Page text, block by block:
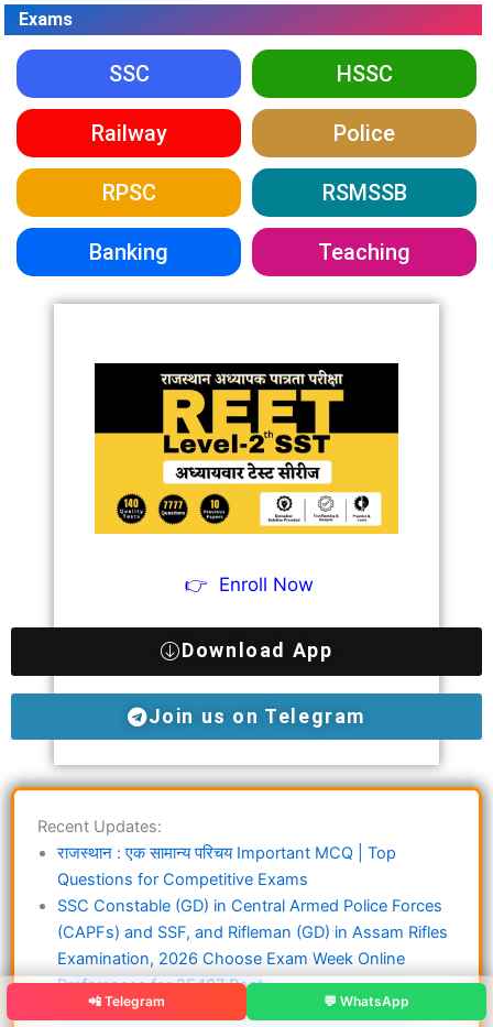
Exams
SSC HSSC
Railway Police
RPSC RSMSSB
Banking Teaching
👉 Enroll Now
Download App
Join us on Telegram
Recent Updates:
राजस्थान : एक सामान्य परिचय Important MCQ | Top
Questions for Competitive Exams
SSC Constable (GD) in Central Armed Police Forces
(CAPFs) and SSF, and Rifleman (GD) in Assam Rifles
Examination, 2026 Choose Exam Week Online
Preferences for 25487 Post
Aadhaar Operator Supervisor Recruitment 2026 –
📲 Telegram 💬 WhatsApp